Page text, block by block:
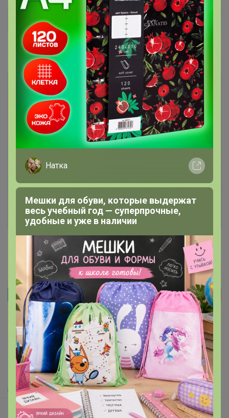
Дополнительная информация
Комментарии
Чтобы написать комментарий необходимо
авторизоваться на сайте!
Войти Зарегистрироваться
Реклама
Как здесь все устроено?
Как сделать заказ?
Как получить?
Доставка
Шоурумы
Натка
Мешки для обуви, которые выдержат
весь учебный год — суперпрочные,
удобные и уже в наличии